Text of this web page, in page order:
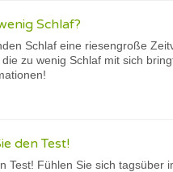
Schlaf?
Schlaf eine riesengroße
zu wenig Schlaf mit sich
den Test!
Test! Fühlen Sie sich